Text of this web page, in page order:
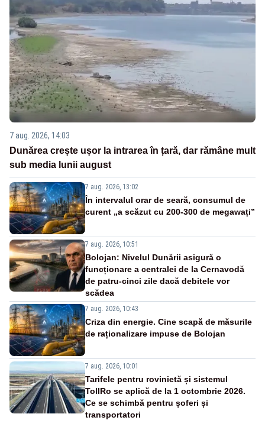
7 aug. 2026, 14:03
Dunărea crește ușor la intrarea în țară, dar rămâne mult
sub media lunii august
7 aug. 2026, 13:02
În intervalul orar de seară, consumul de
curent „a scăzut cu 200-300 de megawați”
7 aug. 2026, 10:51
Bolojan: Nivelul Dunării asigură o
funcționare a centralei de la Cernavodă
de patru-cinci zile dacă debitele vor
scădea
7 aug. 2026, 10:43
Criza din energie. Cine scapă de măsurile
de raționalizare impuse de Bolojan
7 aug. 2026, 10:01
Tarifele pentru rovinietă și sistemul
TollRo se aplică de la 1 octombrie 2026.
Ce se schimbă pentru șoferi și
transportatori